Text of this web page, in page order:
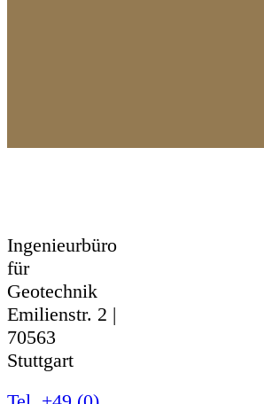
Ingenieurbüro
für
Geotechnik
Emilienstr. 2 |
70563
Stuttgart